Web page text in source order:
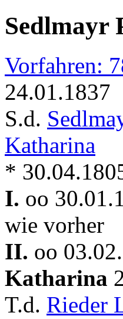
Sedlmayr
Vorfahren:
24.01.1837
S.d.
Katharina
*
I. oo
wie vorher
II. oo
Katharina
T.d. Rieder